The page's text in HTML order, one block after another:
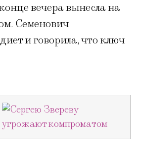
вечера вынесла на
Семенович
и говорила, что ключ